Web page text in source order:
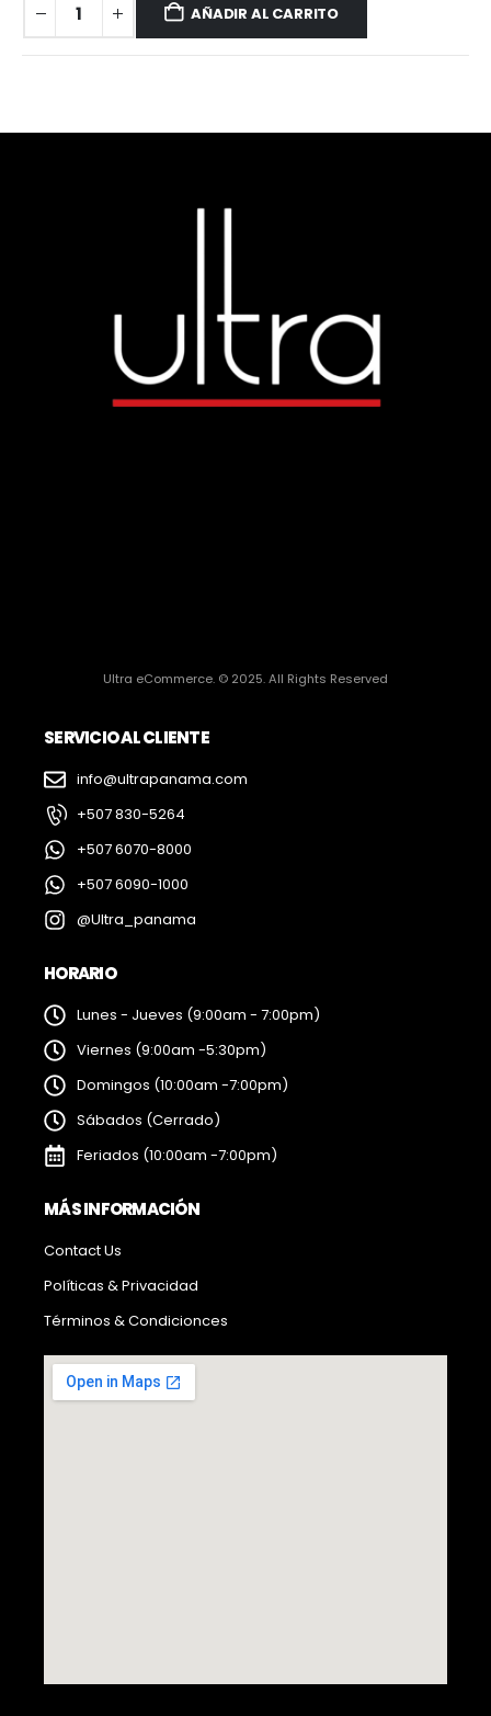
AÑADIR AL CARRITO
Ultra eCommerce. © 2025. All Rights Reserved
SERVICIO AL CLIENTE
info@ultrapanama.com
+507 830-5264
+507 6070-8000
+507 6090-1000
@Ultra_panama
HORARIO
Lunes - Jueves (9:00am - 7:00pm)
Viernes (9:00am -5:30pm)
Domingos (10:00am -7:00pm)
Sábados (Cerrado)
Feriados (10:00am -7:00pm)
MÁS INFORMACIÓN
Contact Us
Políticas & Privacidad
Términos & Condicionces